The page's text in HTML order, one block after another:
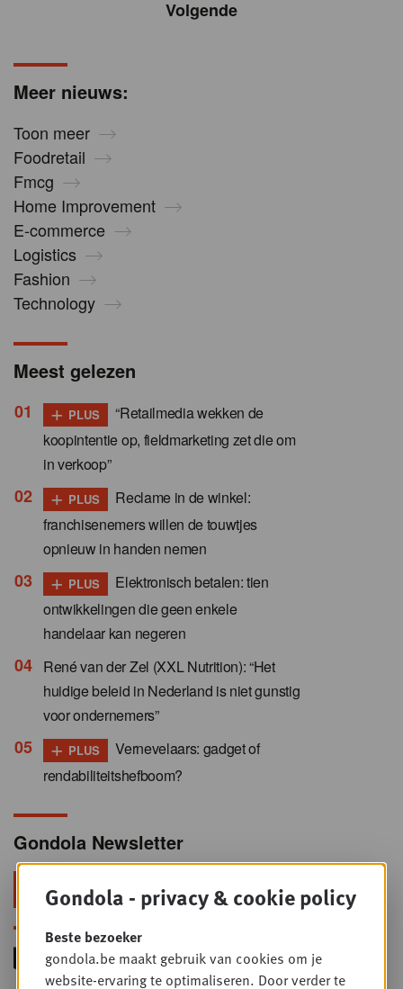
Meer nieuws:
Toon meer
Foodretail
Fmcg
Home Improvement
E-commerce
Logistics
Fashion
Technology
Volgende
Meest gelezen
+ PLUS
“Retailmedia wekken de
koopintentie op, fieldmarketing zet die om
in verkoop”
+ PLUS
Reclame in de winkel:
franchisenemers willen de touwtjes
opnieuw in handen nemen
+ PLUS
Elektronisch betalen: tien
ontwikkelingen die geen enkele
handelaar kan negeren
René van der Zel (XXL Nutrition): “Het
huidige beleid in Nederland is niet gunstig
voor ondernemers”
+ PLUS
Vernevelaars: gadget of
rendabiliteitshefboom?
Gondola Newsletter
Blijf voorop in retail & foodservice!
Gondola - privacy & cookie policy
Beste bezoeker
gondola.be maakt gebruik van cookies om je
website-ervaring te optimaliseren. Door verder te